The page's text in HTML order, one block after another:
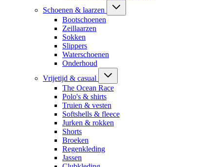
Schoenen & laarzen
Bootschoenen
Zeillaarzen
Sokken
Slippers
Waterschoenen
Onderhoud
Vrijetijd & casual
The Ocean Race
Polo's & shirts
Truien & vesten
Softshells & fleece
Jurken & rokken
Shorts
Broeken
Regenkleding
Jassen